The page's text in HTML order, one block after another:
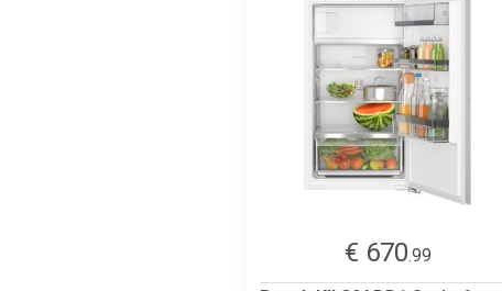
€ 670.99